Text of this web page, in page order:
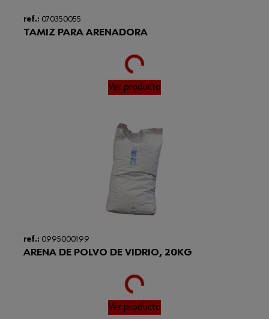
ref.: 070350055
TAMIZ PARA ARENADORA
Loading...
Ver producto
ref.: 0995000199
ARENA DE POLVO DE VIDRIO, 20KG
Loading...
Ver producto